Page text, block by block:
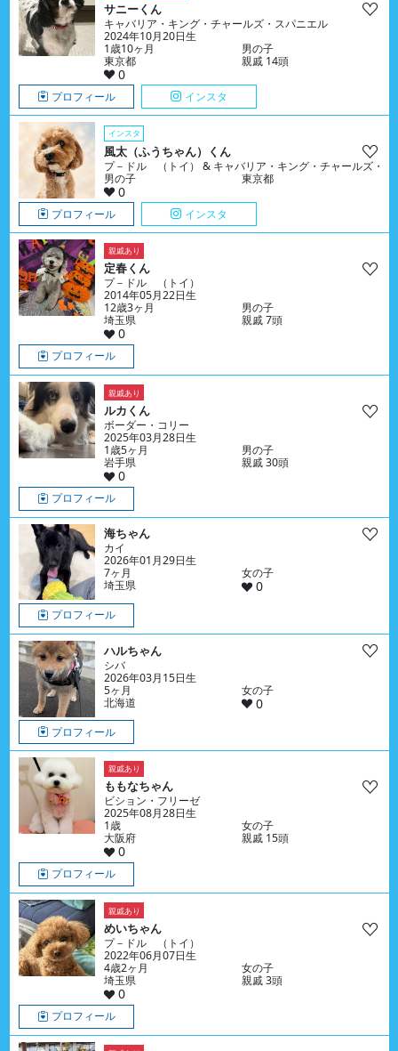
サニーくん
キャバリア・キング・チャールズ・スパニエル
2024年10月20日生
1歳10ヶ月
男の子
東京都
親戚 14頭
0
プロフィール インスタ
インスタ
風太（ふうちゃん）くん
プ－ドル （トイ） & キャバリア・キング・チャールズ・ス
男の子
東京都
0
プロフィール インスタ
親戚あり
定春くん
プ－ドル （トイ）
2014年05月22日生
12歳3ヶ月
男の子
埼玉県
親戚 7頭
0
プロフィール
親戚あり
ルカくん
ボーダー・コリー
2025年03月28日生
1歳5ヶ月
男の子
岩手県
親戚 30頭
0
プロフィール
海ちゃん
カイ
2026年01月29日生
7ヶ月
女の子
埼玉県
0
プロフィール
ハルちゃん
シバ
2026年03月15日生
5ヶ月
女の子
北海道
0
プロフィール
親戚あり
ももなちゃん
ビション・フリーゼ
2025年08月28日生
1歳
女の子
大阪府
親戚 15頭
0
プロフィール
親戚あり
めいちゃん
プ－ドル （トイ）
2022年06月07日生
4歳2ヶ月
女の子
埼玉県
親戚 3頭
0
プロフィール